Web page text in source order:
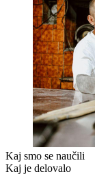
Kaj smo se naučili
Kaj je delovalo